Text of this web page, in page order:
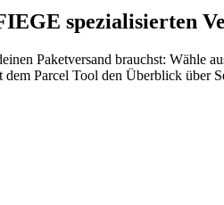
spezialisierten
Paketversand brauchst: Wähle
dem Parcel Tool den Überblick über